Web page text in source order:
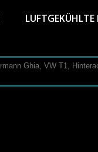
LUFTGEKÜHLTE